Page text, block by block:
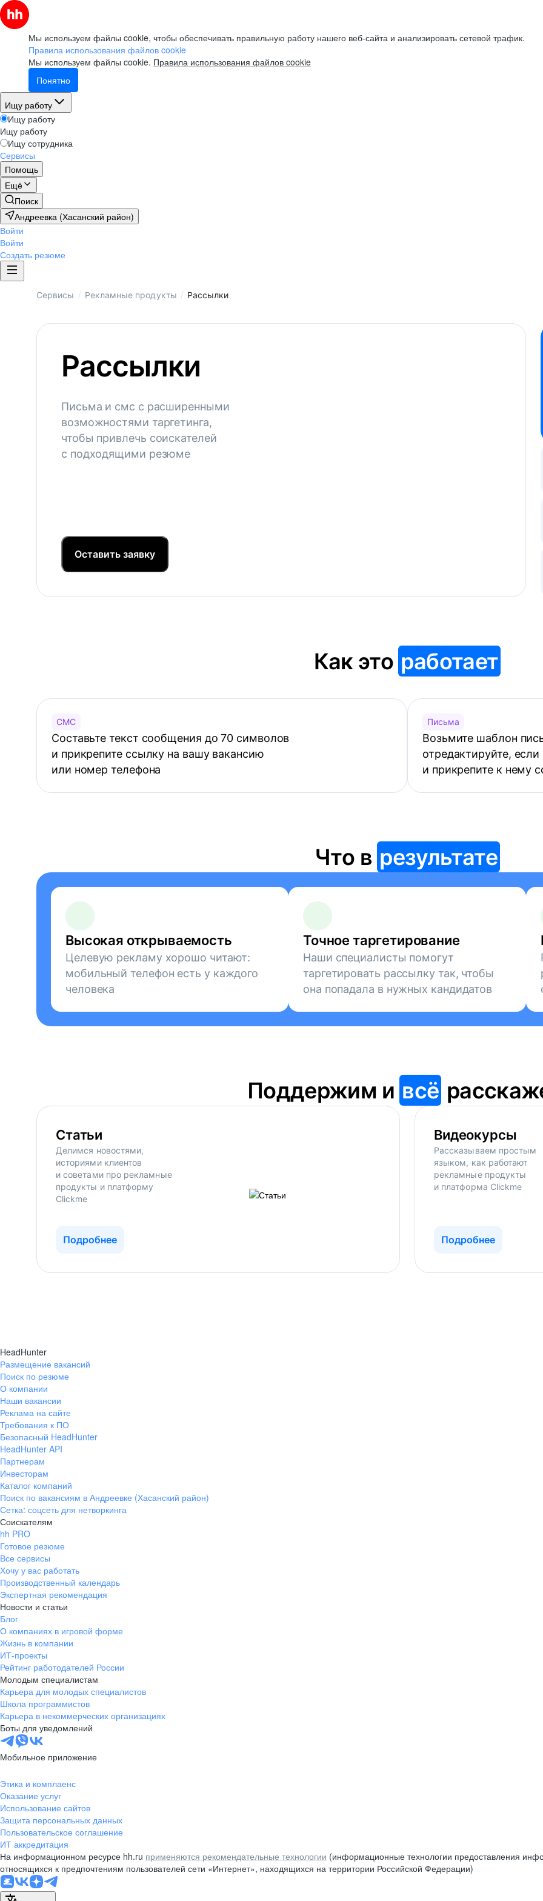
Мы используем файлы cookie, чтобы обеспечивать правильную работу нашего веб-сайта и анализировать сетевой трафик.
Правила использования файлов cookie
Мы используем файлы cookie. Правила использования файлов cookie
Понятно
Ищу работу
Ищу работу
Ищу работу
Ищу сотрудника
Сервисы
Помощь
Ещё
Поиск
Андреевка (Хасанский район)
Войти
Войти
Создать резюме
Сервисы / Рекламные продукты / Рассылки
Рассылки
Письма и смс с расширенными
возможностями таргетинга,
чтобы привлечь соискателей
с подходящими резюме
Оставить заявку
Как это работает
СМС
Составьте текст сообщения до 70 символов
и прикрепите ссылку на вашу вакансию
или номер телефона
Письма
Возьмите шаблон
отредактируйте,
и прикрепите к нему
Что в результате
Высокая открываемость
Целевую рекламу хорошо читают:
мобильный телефон есть у каждого
человека
Точное таргетирование
Наши специалисты помогут
таргетировать рассылку так, чтобы
она попадала в нужных кандидатов
Поддержим и всё
Статьи
Делимся новостями,
историями клиентов
и советами про рекламные
продукты и платформу
Clickme
Подробнее
Видеокурсы
Рассказываем простым
языком, как работают
рекламные продукты
и платформа Clickme
Подробнее
HeadHunter
Размещение вакансий
Поиск по резюме
О компании
Наши вакансии
Реклама на сайте
Требования к ПО
Безопасный HeadHunter
HeadHunter API
Партнерам
Инвесторам
Каталог компаний
Поиск по вакансиям в Андреевке (Хасанский район)
Сетка: соцсеть для нетворкинга
Соискателям
hh PRO
Готовое резюме
Все сервисы
Хочу у вас работать
Производственный календарь
Экспертная рекомендация
Новости и статьи
Блог
О компаниях в игровой форме
Жизнь в компании
ИТ-проекты
Рейтинг работодателей России
Молодым специалистам
Карьера для молодых специалистов
Школа программистов
Карьера в некоммерческих организациях
Боты для уведомлений
Мобильное приложение
Этика и комплаенс
Оказание услуг
Использование сайтов
Защита персональных данных
Пользовательское соглашение
ИТ аккредитация
На информационном ресурсе hh.ru применяются рекомендательные технологии (информационные технологии предоставления
относящихся к предпочтениям пользователей сети «Интернет», находящихся на территории Российской Федерации)